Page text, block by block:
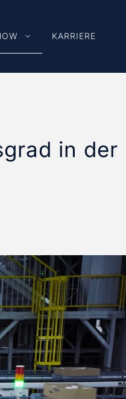
KARRIERE
in der